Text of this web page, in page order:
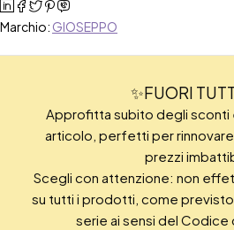
Marchio: GIOSEPPO
✨FUORI
Approfitta subito degli sconti
articolo, perfetti per rinnovare
prezzi
Scegli con attenzione: non
su tutti i prodotti, come
serie ai sensi del Codice